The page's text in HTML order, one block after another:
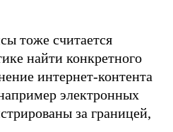
тоже считается
найти конкретного
интернет-контента
электронных
за границей,